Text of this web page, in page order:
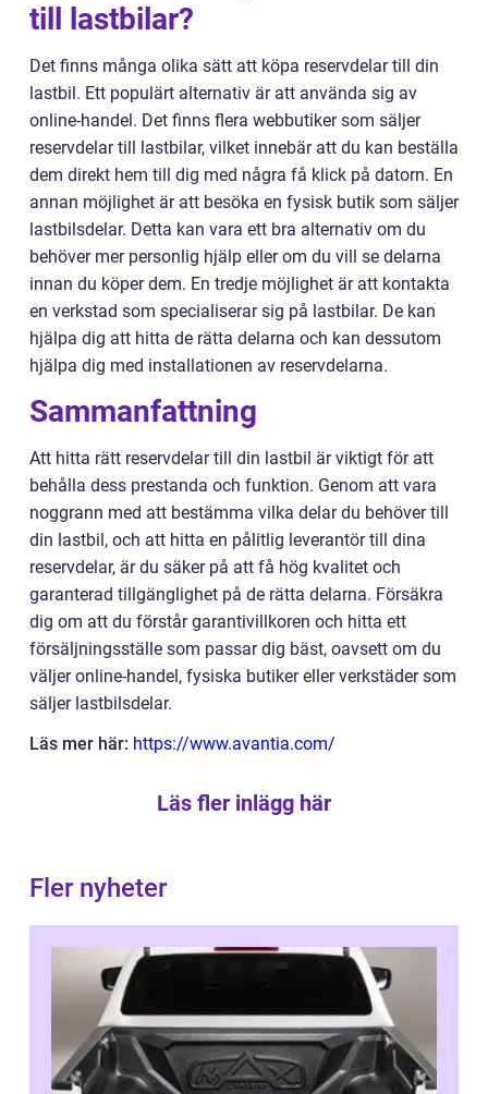
till lastbilar?
Det finns många olika sätt att köpa reservdelar till din
lastbil. Ett populärt alternativ är att använda sig av
online-handel. Det finns flera webbutiker som säljer
reservdelar till lastbilar, vilket innebär att du kan beställa
dem direkt hem till dig med några få klick på datorn. En
annan möjlighet är att besöka en fysisk butik som säljer
lastbilsdelar. Detta kan vara ett bra alternativ om du
behöver mer personlig hjälp eller om du vill se delarna
innan du köper dem. En tredje möjlighet är att kontakta
en verkstad som specialiserar sig på lastbilar. De kan
hjälpa dig att hitta de rätta delarna och kan dessutom
hjälpa dig med installationen av reservdelarna.
Sammanfattning
Att hitta rätt reservdelar till din lastbil är viktigt för att
behålla dess prestanda och funktion. Genom att vara
noggrann med att bestämma vilka delar du behöver till
din lastbil, och att hitta en pålitlig leverantör till dina
reservdelar, är du säker på att få hög kvalitet och
garanterad tillgänglighet på de rätta delarna. Försäkra
dig om att du förstår garantivillkoren och hitta ett
försäljningsställe som passar dig bäst, oavsett om du
väljer online-handel, fysiska butiker eller verkstäder som
säljer lastbilsdelar.
Läs mer här: https://www.avantia.com/
Läs fler inlägg här
Fler nyheter